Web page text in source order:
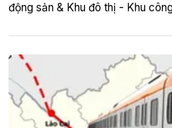
động sản & Khu đô thị - Khu